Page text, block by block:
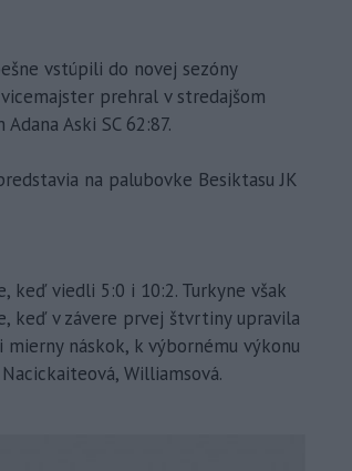
vstúpili do novej sezóny
prehral v stredajšom
Aski SC 62:87.
na palubovke Besiktasu JK
keď viedli 5:0 i 10:2. Turkyne však
keď v závere prvej štvrtiny upravila
náskok, k výbornému výkonu
Williamsová.